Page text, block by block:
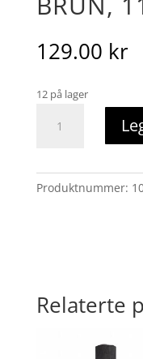
129.00 kr
12 på lager
palmegren
antall
Produktnummer:
Relaterte